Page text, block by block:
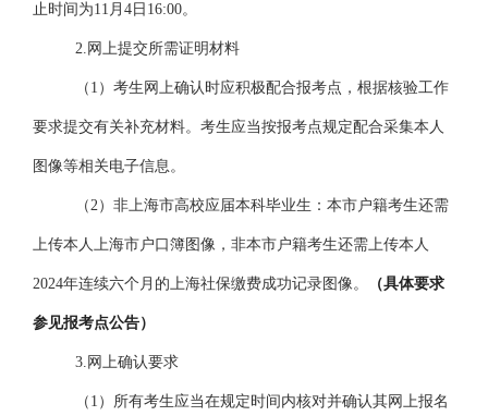
止时间为11月4日16:00。
2.网上提交所需证明材料
（ 1）考生网上确认时应积极配合报考点，根据核验工作
要求提交有关补充材料。考生应当按报考点规定配合采集本人
图像等相关电子信息。
（2）非上海市高校应届本科毕业生：本市户籍考生还需
上传本人上海市户口簿图像，非本市户籍考生还需上传本人
2024年连续六个月的上海社保缴费成功记录图像。 （具体要求
参见报考点公告）
3.网上确认要求
（ 1）所有考生应当在规定时间内核对并确认其网上报名